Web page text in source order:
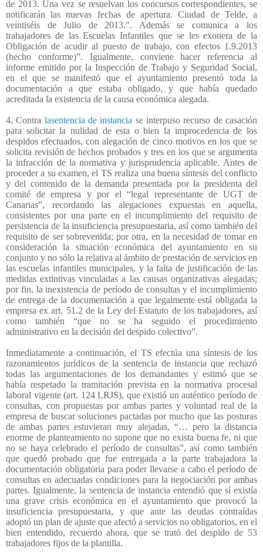
de 2013. Una vez se resuelvan los concursos correspondientes, se
notificarán las nuevas fechas de apertura. Ciudad de Telde, a
veintiséis de Julio de 2013.". Además se comunica a los
trabajadores de las Escuelas Infantiles que se les exonera de la
Obligación de acudir al puesto de trabajo, con efectos 1.9.2013
(hecho conforme)”. Igualmente, conviene hacer referencia al
informe emitido por la Inspección de Trabajo y Seguridad Social,
en el que se manifestó que el ayuntamiento presentó toda la
documentación a que estaba obligado, y que había quedado
acreditada la existencia de la causa económica alegada.
4. Contra lasentencia de instancia se interpuso recurso de casación
para solicitar la nulidad de esta o bien la improcedencia de los
despidos efectuados, con alegación de cinco motivos en los que se
solicita revisión de hechos probados y tres en los que se argumenta
la infracción de la normativa y jurisprudencia aplicable. Antes de
proceder a su examen, el TS realiza una buena síntesis del conflicto
y del contenido de la demanda presentada por la presidenta del
comité de empresa y por el “legal representante de UGT de
Canarias”, recordando las alegaciones expuestas en aquella,
consistentes por una parte en el incumplimiento del requisito de
persistencia de la insuficiencia presupuestaria, así como también del
requisito de ser sobrevenida; por otra, en la necesidad de tomar en
consideración la situación económica del ayuntamiento en su
conjunto y no sólo la relativa al ámbito de prestación de servicios en
las escuelas infantiles municipales, y la falta de justificación de las
medidas extintivas vinculadas a las causas organizativas alegadas;
por fin, la inexistencia de período de consultas y el incumplimiento
de entrega de la documentación a que legalmente está obligada la
empresa ex art. 51.2 de la Ley del Estatuto de los trabajadores, así
como también “que no se ha seguido el procedimiento
administrativo en la decisión del despido colectivo”.
Inmediatamente a continuación, el TS efectúa una síntesis de los
razonamientos jurídicos de la sentencia de instancia que rechazó
todas las argumentaciones de los demandantes y estimó que se
había respetado la tramitación prevista en la normativa procesal
laboral vigente (art. 124 LRJS), que existió un auténtico período de
consultas, con propuestas por ambas partes y voluntad real de la
empresa de buscar soluciones pactadas por mucho que las posturas
de ambas partes estuvieran muy alejadas, “… pero la distancia
enorme de planteamiento no supone que no exista buena fe, ni que
no se haya celebrado el período de consultas”, así como también
que quedó probado que fue entregada a la parte trabajadora la
documentación obligatoria para poder llevarse a cabo el período de
consultas en adecuadas condiciones para la negociación por ambas
partes. Igualmente, la sentencia de instancia entendió que sí existía
una grave crisis económica en el ayuntamiento que provocó la
insuficiencia presupuestaria, y que ante las deudas contraídas
adoptó un plan de ajuste que afectó a servicios no obligatorios, en el
bien entendido, recuerdo ahora, que se trató del despido de 53
trabajadores fijos de la plantilla.